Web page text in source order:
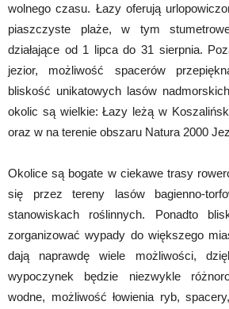
wolnego czasu. Łazy oferują
piaszczyste plaże, w tym
działające od 1 lipca do 31 sierpnia.
jezior, możliwość spacerów
bliskość unikatowych lasów
okolic są wielkie: Łazy leżą w
oraz w na terenie obszaru Natura 2000
Okolice są bogate w ciekawe trasy
się przez tereny lasów bagienno-
stanowiskach roślinnych. Ponadto
zorganizować wypady do większego
dają naprawdę wiele możliwości,
wypoczynek będzie niezwykle
wodne, możliwość łowienia ryb,